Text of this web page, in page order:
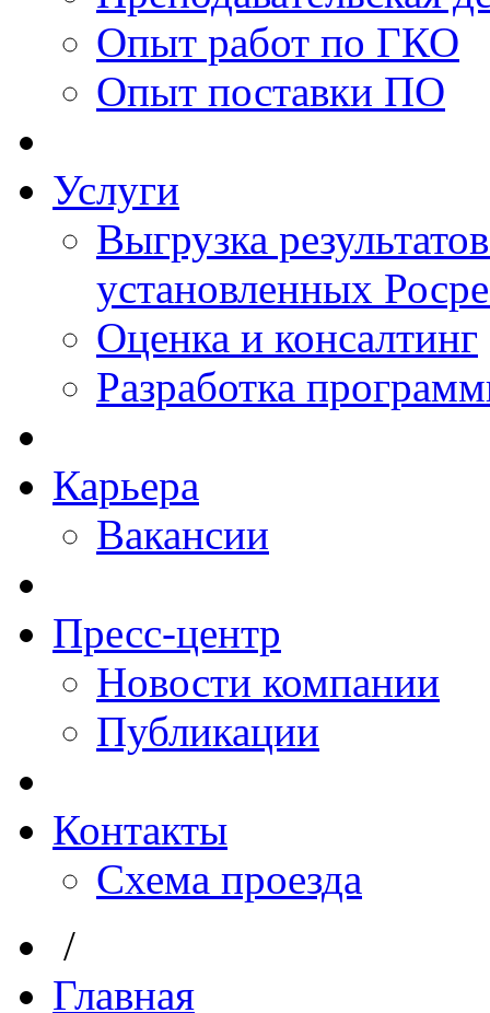
Опыт работ по ГКО
Опыт поставки ПО
Услуги
Выгрузка
установленных
Оценка и консалтинг
Разработка
Карьера
Вакансии
Пресс-центр
Новости компании
Публикации
Контакты
Схема проезда
/
Главная